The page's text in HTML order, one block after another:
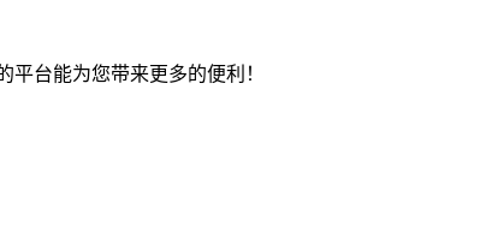
台能为您带来更多的便利！